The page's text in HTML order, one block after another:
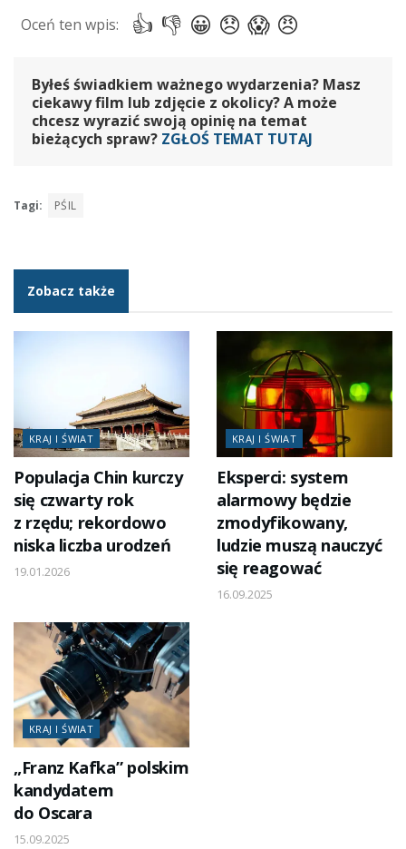
Byłeś świadkiem ważnego wydarzenia? Masz
ciekawy film lub zdjęcie z okolicy? A może
chcesz wyrazić swoją opinię na temat
bieżących spraw? ZGŁOŚ TEMAT TUTAJ
Tagi: PŚIL
Zobacz także
KRAJ I ŚWIAT
Populacja Chin kurczy
się czwarty rok
z rzędu; rekordowo
niska liczba urodzeń
19.01.2026
KRAJ I ŚWIAT
Eksperci: system
alarmowy będzie
zmodyfikowany,
ludzie muszą nauczyć
się reagować
16.09.2025
KRAJ I ŚWIAT
„Franz Kafka” polskim
kandydatem
do Oscara
15.09.2025